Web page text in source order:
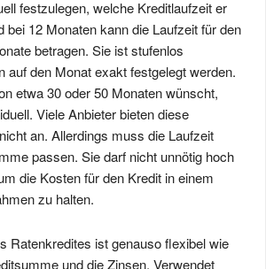
festzulegen, welche Kreditlaufzeit er
bei 12 Monaten kann die Laufzeit für den
betragen. Sie ist stufenlos
auf den Monat exakt festgelegt werden.
etwa 30 oder 50 Monaten wünscht,
Viele Anbieter bieten diese
an. Allerdings muss die Laufzeit
passen. Sie darf nicht unnötig hoch
die Kosten für den Kredit in einem
zu halten.
Ratenkredites ist genauso flexibel wie
und die Zinsen. Verwendet